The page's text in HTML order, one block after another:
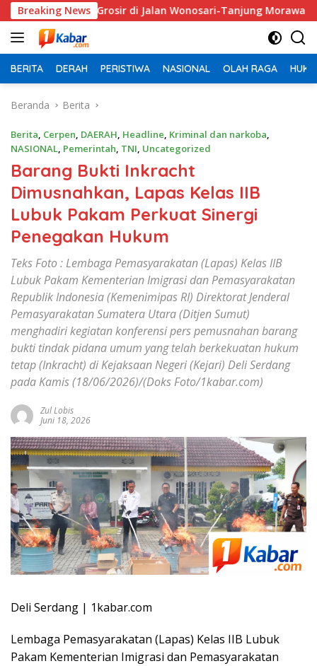
Langsung
ke
konten
Breaking News
Stok Grosir di Jalan Wonosari-Tanjung Morawa
BERITA DERAH PERISTIWA NASIONAL OLAH RAGA
Beranda Berita
Berita, Cerpen, DAERAH, Headline, Kriminal dan narkoba,
NASIONAL, Pemerintah, TNI, Uncategorized
Barang Bukti Inkracht
Dimusnahkan, Lapas Kelas IIB
Lubuk Pakam Perkuat Sinergi
Penegakan Hukum
Teks Foto : Lembaga Pemasyarakatan (Lapas) Kelas IIB
Lubuk Pakam Kementerian Imigrasi dan Pemasyarakatan
Republik Indonesia (Kemenimipas RI) Direktorat Jenderal
Pemasyarakatan Sumatera Utara (Ditjen Sumut)
menghadiri kegiatan konferensi pers pemusnahan barang
bukti tindak pidana umum yang telah berkekuatan hukum
tetap (Inkracht) di Kejaksaan Negeri (Kejari) Deli Serdang
pada Kamis (18/06/2026)/(Doks Foto/1kabar.com)
Zul Lobis
Juni 18, 2026
Deli Serdang | 1kabar.com
Lembaga Pemasyarakatan (Lapas) Kelas IIB Lubuk
Pakam Kementerian Imigrasi dan Pemasyarakatan